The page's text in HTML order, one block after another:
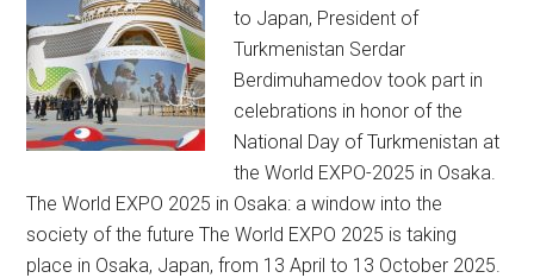
to Japan, President of
Turkmenistan Serdar
Berdimuhamedov took part in
celebrations in honor of the
National Day of Turkmenistan at
the World EXPO-2025 in Osaka.
The World EXPO 2025 in Osaka: a window into the
society of the future The World EXPO 2025 is taking
place in Osaka, Japan, from 13 April to 13 October 2025.